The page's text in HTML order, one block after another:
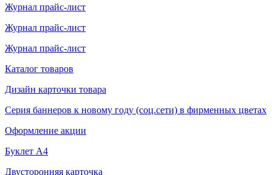
Журнал прайс-лист
Журнал прайс-лист
Журнал прайс-лист
Каталог товаров
Дизайн карточки товара
Серия баннеров к новому году (соц.сети) в фирменных цветах
Оформление акции
Буклет А4
Двусторонняя карточка